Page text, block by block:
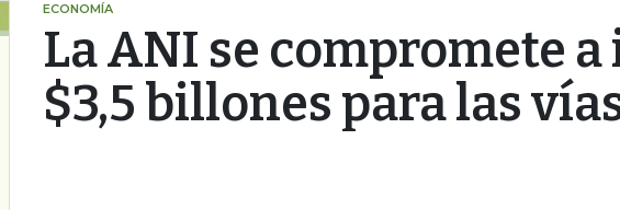
ECONOMÍA
La ANI se compromete
$3,5 billones para las